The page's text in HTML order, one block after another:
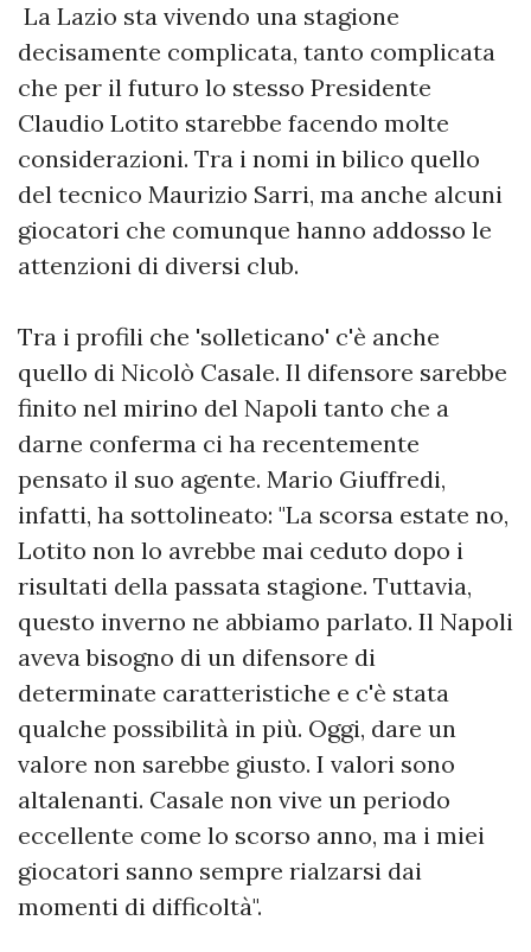
La Lazio sta vivendo una stagione
decisamente complicata, tanto complicata
che per il futuro lo stesso Presidente
Claudio Lotito starebbe facendo molte
considerazioni. Tra i nomi in bilico quello
del tecnico Maurizio Sarri, ma anche alcuni
giocatori che comunque hanno addosso le
attenzioni di diversi club.
Tra i profili che 'solleticano' c'è anche
quello di Nicolò Casale. Il difensore sarebbe
finito nel mirino del Napoli tanto che a
darne conferma ci ha recentemente
pensato il suo agente. Mario Giuffredi,
infatti, ha sottolineato: "La scorsa estate no,
Lotito non lo avrebbe mai ceduto dopo i
risultati della passata stagione. Tuttavia,
questo inverno ne abbiamo parlato. Il Napoli
aveva bisogno di un difensore di
determinate caratteristiche e c'è stata
qualche possibilità in più. Oggi, dare un
valore non sarebbe giusto. I valori sono
altalenanti. Casale non vive un periodo
eccellente come lo scorso anno, ma i miei
giocatori sanno sempre rialzarsi dai
momenti di difficoltà".